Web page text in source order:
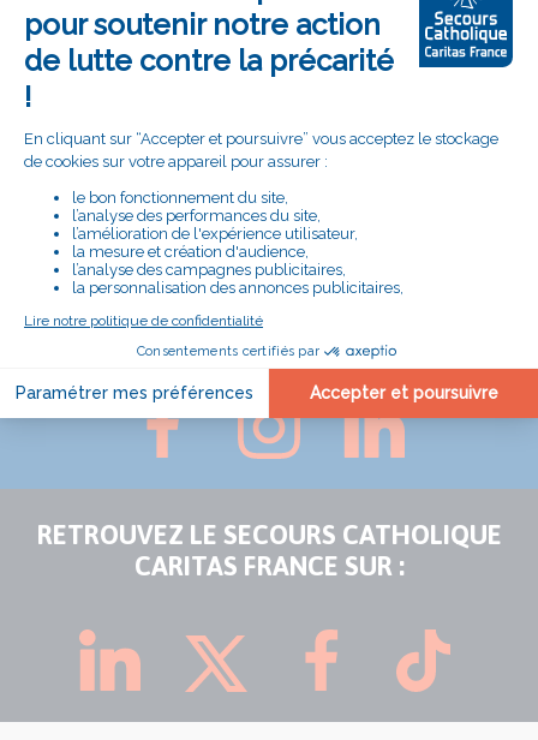
2/4 rue Nieuport, 78140 Vélizy Villacoublay - Tél. : 01
74 07 41 00
SUIVEZ LA DÉLÉGATION DES ALPES-
MARITIMES SUR :
RETROUVEZ LE SECOURS CATHOLIQUE
CARITAS FRANCE SUR :